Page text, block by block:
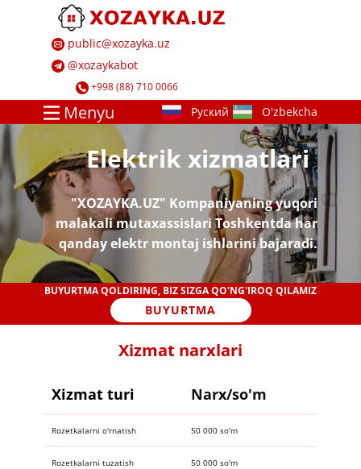
​ ​public@xozayka.uz
​ ​@xozayk​abot
​ ​+998 (88) 710 0066
Menyu
​​​Elektrik xizmatlari
​"XOZAYKA.UZ" ​​Kompaniyaning yuqori
malakali mutaxassislari Toshkentda har
qanday elektr montaj ishlarini bajaradi.
BUYURTMA
​BUYURTMA QOLDIRING, BIZ SIZGA QO'NG'IROQ QILAMIZ
​​Xizmat narxlari
Xizmat turi​ Narx/so'm
Rozetkalarni o'rnatish 50 000 so'm
Rozetkalarni tuzatish 50 000 so'm